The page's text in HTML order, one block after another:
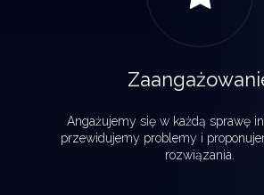
Angażujemy się w każdą sprawę
przewidujemy problemy i
rozwiązania.